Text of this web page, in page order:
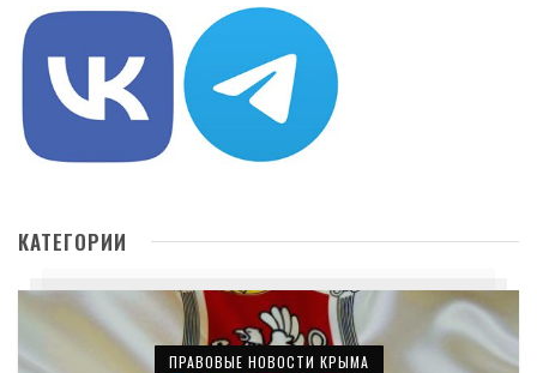
КАТЕГОРИИ
ПРАВОВЫЕ НОВОСТИ КРЫМА